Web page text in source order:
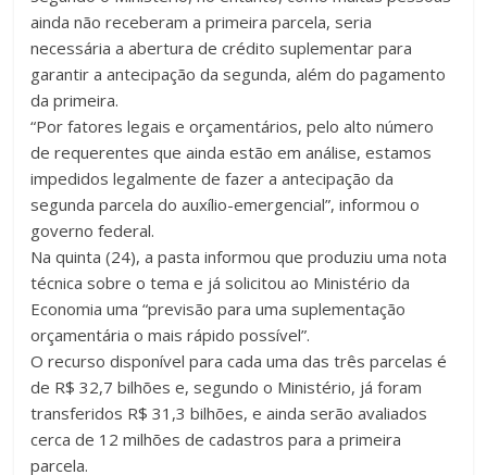
ainda não receberam a primeira parcela, seria
necessária a abertura de crédito suplementar para
garantir a antecipação da segunda, além do pagamento
da primeira.
“Por fatores legais e orçamentários, pelo alto número
de requerentes que ainda estão em análise, estamos
impedidos legalmente de fazer a antecipação da
segunda parcela do auxílio-emergencial”, informou o
governo federal.
Na quinta (24), a pasta informou que produziu uma nota
técnica sobre o tema e já solicitou ao Ministério da
Economia uma “previsão para uma suplementação
orçamentária o mais rápido possível”.
O recurso disponível para cada uma das três parcelas é
de R$ 32,7 bilhões e, segundo o Ministério, já foram
transferidos R$ 31,3 bilhões, e ainda serão avaliados
cerca de 12 milhões de cadastros para a primeira
parcela.